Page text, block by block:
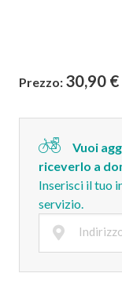
Prezzo: 30,90 €
Vuoi
riceverlo a
Inserisci il tuo
servizio.